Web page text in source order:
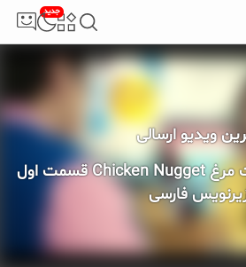
جدید
ویدیو ارسالی
سریال کره ای ناگت مرغ Chicken Nugget قسمت اول
فارسی